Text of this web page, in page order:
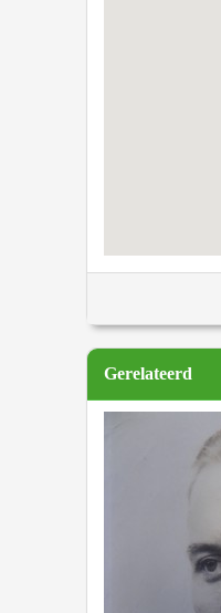
Gerelateerd